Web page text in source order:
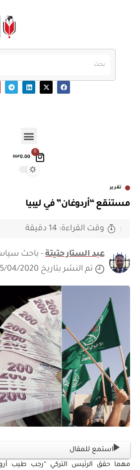
0
EGP0.00
تقرير
مستنقع “أردوغان” في ليبيا
عبد الستار حتيتة- باحث
تم النشر بتاريخ 25/04/2020
وقت القراءة: 14 دقيقة
استمع للمقال
مهما حقق الرئيس التركي “رجب طيب